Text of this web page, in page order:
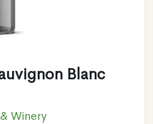
Blanc
Winery